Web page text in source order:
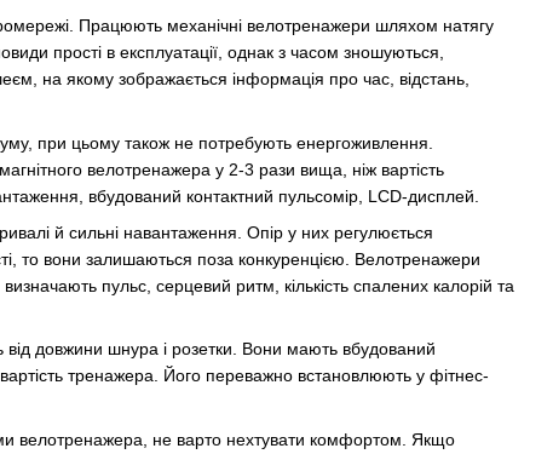
Працюють механічні велотренажери шляхом натягу
прості в експлуатації, однак з часом зношуються,
на якому зображається інформація про час, відстань,
при цьому також не потребують енергоживлення.
велотренажера у 2-3 рази вища, ніж вартість
вбудований контактний пульсомір, LCD-дисплей.
й сильні навантаження. Опір у них регулюється
то вони залишаються поза конкуренцією. Велотренажери
пульс, серцевий ритм, кількість спалених калорій та
від довжини шнура і розетки. Вони мають вбудований
тренажера. Його переважно встановлюють у фітнес-
велотренажера, не варто нехтувати комфортом. Якщо